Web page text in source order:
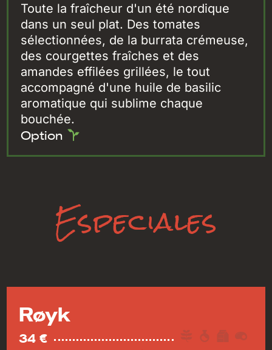
Toute la fraîcheur d'un été nordique
dans un seul plat. Des tomates
sélectionnées, de la burrata crémeuse,
des courgettes fraîches et des
amandes effilées grillées, le tout
accompagné d'une huile de basilic
aromatique qui sublime chaque
bouchée.
Option
Especiales
Røyk
34 €